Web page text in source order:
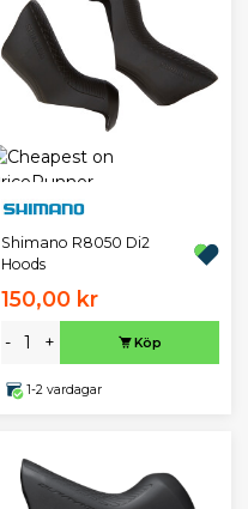
Shimano R8050 Di2
Hoods
150,00 kr
- + Köp
1-2 vardagar